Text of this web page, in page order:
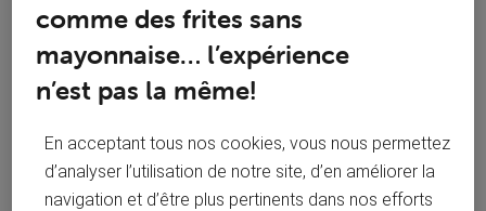
Réponses
comme des frites sans
mayonnaise… l’expérience
n’est pas la même!
En acceptant tous nos cookies, vous nous permettez
d’analyser l’utilisation de notre site, d’en améliorer la
navigation et d’être plus pertinents dans nos efforts